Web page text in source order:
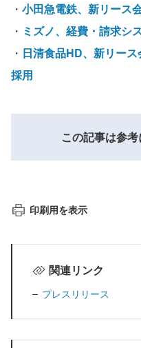
・ 小田急電鉄、新リース
・ ミズノ、経費・請求
・ 日清食品HD、新リー
採用
この記事は参
印刷用を表示
関連リンク
プレスリリース